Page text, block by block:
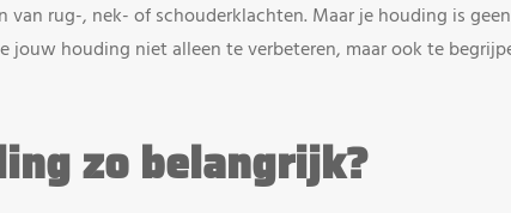
rug-, nek- of schouderklachten. Maar je houding is
jouw houding niet alleen te verbeteren, maar ook te
zo belangrijk?